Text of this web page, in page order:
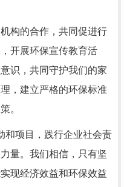
构的合作，共同促进行
开展环保宣传教育活
识，共同守护我们的家
，建立严格的环保标准
。
和项目，践行企业社会责
量。我们相信，只有坚
现经济效益和环保效益